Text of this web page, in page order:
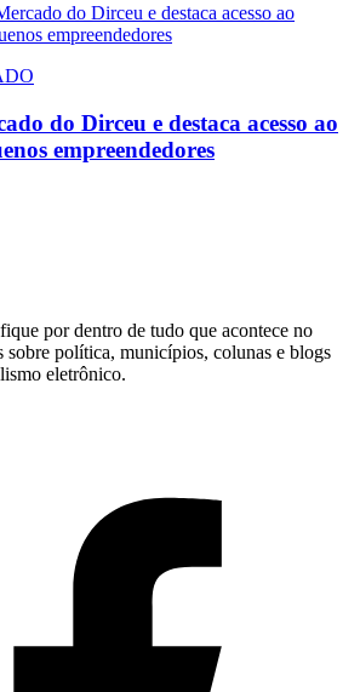
do Dirceu e destaca acesso ao
empreendedores
por dentro de tudo que acontece no
sobre política, municípios, colunas e blogs
eletrônico.